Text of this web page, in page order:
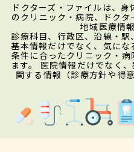
ドクターズ・ファイルは、
のクリニック・病院、ドク
地域医療情
診療科目、行政区、沿線・
基本情報だけでなく、気に
条件に合ったクリニック・
ます。 医院情報だけでなく
関する情報（診療方針や得